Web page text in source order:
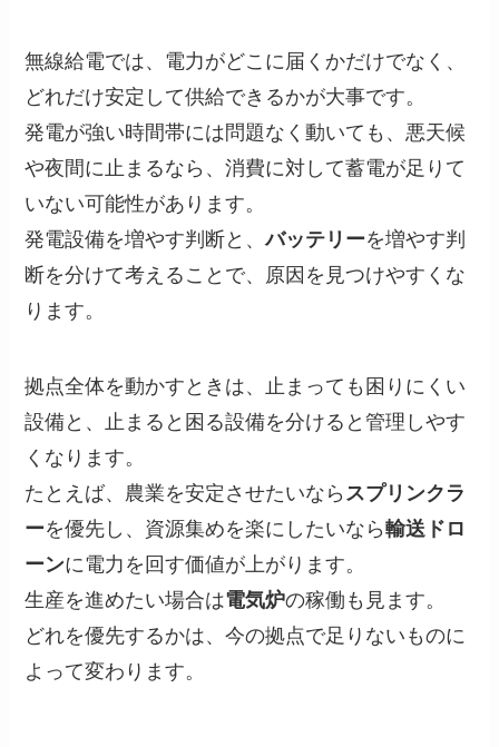
無線給電では、電力がどこに届くかだけでなく、
どれだけ安定して供給できるかが大事です。
発電が強い時間帯には問題なく動いても、悪天候
や夜間に止まるなら、消費に対して蓄電が足りて
いない可能性があります。
発電設備を増やす判断と、バッテリーを増やす判
断を分けて考えることで、原因を見つけやすくな
ります。
拠点全体を動かすときは、止まっても困りにくい
設備と、止まると困る設備を分けると管理しやす
くなります。
たとえば、農業を安定させたいなら スプリンクラ
ーを優先し、資源集めを楽にしたいなら輸送ドロ
ーンに電力を回す価値が上がります。
生産を進めたい場合は電気炉の稼働も見ます。
どれを優先するかは、今の拠点で足りないものに
よって変わります。